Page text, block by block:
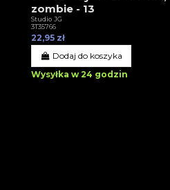
zombie - 13
Studio JG
3T35766
22,95 zł
Dodaj do koszyka
Wysyłka w 24 godzin